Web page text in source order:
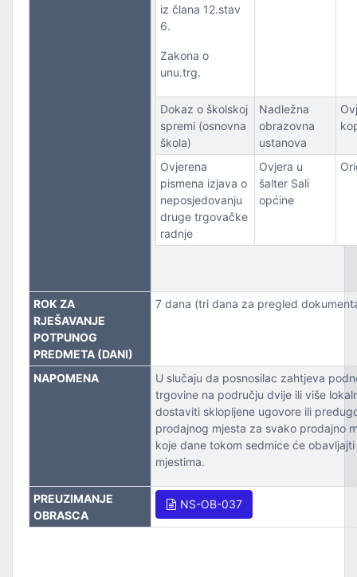
iz člana 12.stav
6.
Zakona o
unu.trg.
Dokaz o školskoj
spremi (osnovna
škola)
Nadležna
obrazovna
ustanova
Ovjerena
pismena izjava o
neposjedovanju
druge trgovačke
radnje
Ovjera u
šalter Sali
općine
ROK ZA
RJEŠAVANJE
POTPUNOG
PREDMETA (DANI)
7 dana (tri dana za pregled
NAPOMENA
U slučaju da posnosilac zahtjeva
trgovine na području dvije ili više
dostaviti sklopljene ugovore ili
prodajnog mjesta za svako prodajno
koje dane tokom sedmice će
mjestima.
PREUZIMANJE
OBRASCA
NS-OB-037